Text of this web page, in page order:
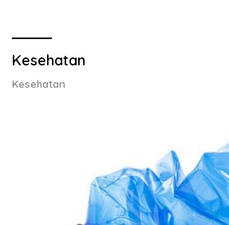
Kesehatan
Kesehatan